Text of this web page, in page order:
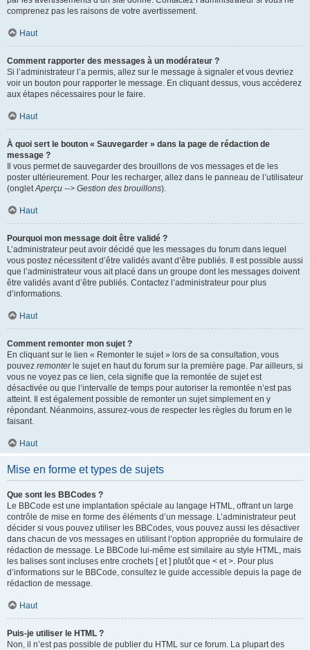
comprenez pas les raisons de votre avertissement.
Haut
Comment rapporter des messages à un modérateur ?
Si l’administrateur l’a permis, allez sur le message à signaler et vous devriez
voir un bouton pour rapporter le message. En cliquant dessus, vous accéderez
aux étapes nécessaires pour le faire.
Haut
À quoi sert le bouton « Sauvegarder » dans la page de rédaction de
message ?
Il vous permet de sauvegarder des brouillons de vos messages et de les
poster ultérieurement. Pour les recharger, allez dans le panneau de l’utilisateur
(ongletAperçu --> Gestion des brouillons).
Haut
Pourquoi mon message doit être validé ?
L’administrateur peut avoir décidé que les messages du forum dans lequel
vous postez nécessitent d’être validés avant d’être publiés. Il est possible aussi
que l’administrateur vous ait placé dans un groupe dont les messages doivent
être validés avant d’être publiés. Contactez l’administrateur pour plus
d’informations.
Haut
Comment remonter mon sujet ?
En cliquant sur le lien « Remonter le sujet » lors de sa consultation, vous
pouvez remonterle sujet en haut du forum sur la première page. Par ailleurs, si
vous ne voyez pas ce lien, cela signifie que la remontée de sujet est
désactivée ou que l’intervalle de temps pour autoriser la remontée n’est pas
atteint. Il est également possible de remonter un sujet simplement en y
répondant. Néanmoins, assurez-vous de respecter les règles du forum en le
faisant.
Haut
Mise en forme et types de sujets
Que sont les BBCodes ?
Le BBCode est une implantation spéciale au langage HTML, offrant un large
contrôle de mise en forme des éléments d’un message. L’administrateur peut
décider si vous pouvez utiliser les BBCodes, vous pouvez aussi les désactiver
dans chacun de vos messages en utilisant l’option appropriée du formulaire de
rédaction de message. Le BBCode lui-même est similaire au style HTML, mais
les balises sont incluses entre crochets [ et ] plutôt que < et >. Pour plus
d’informations sur le BBCode, consultez le guide accessible depuis la page de
rédaction de message.
Haut
Puis-je utiliser le HTML ?
Non, il n’est pas possible de publier du HTML sur ce forum. La plupart des